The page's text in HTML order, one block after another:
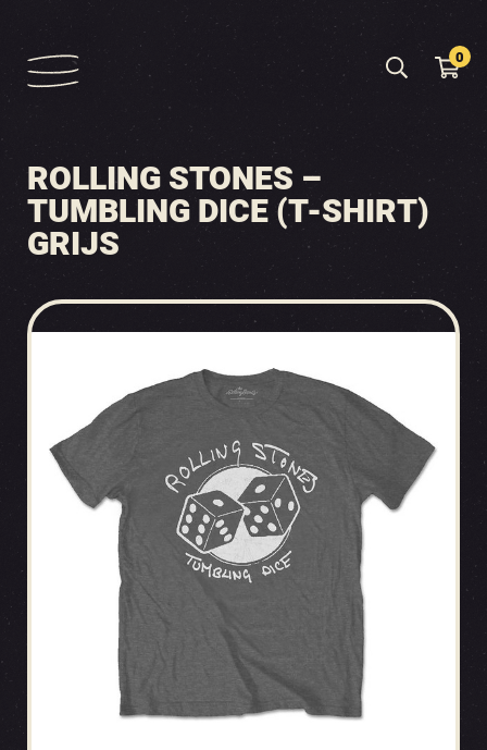
0
ROLLING STONES –
TUMBLING DICE (T-SHIRT)
GRIJS